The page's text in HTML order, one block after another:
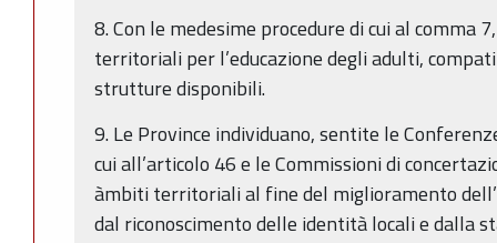
8. Con le medesime procedure di cui al comma
territoriali per l’educazione degli adulti,
strutture disponibili.
9. Le Province individuano, sentite le
cui all’articolo 46 e le Commissioni di
àmbiti territoriali al fine del miglioramento
dal riconoscimento delle identità locali e dalla